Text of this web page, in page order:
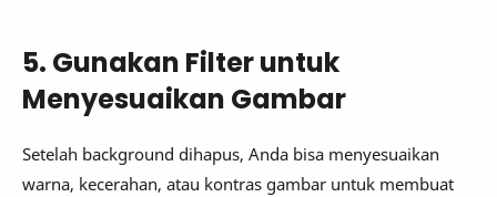
5. Gunakan Filter untuk
Menyesuaikan Gambar
Setelah background dihapus, Anda bisa menyesuaikan
warna, kecerahan, atau kontras gambar untuk membuat